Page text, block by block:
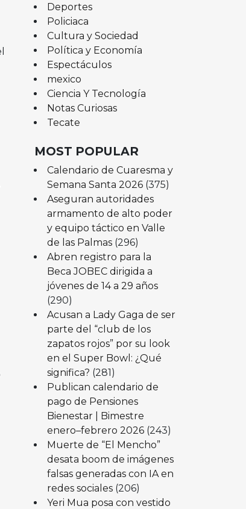
Deportes
Policiaca
Cultura y Sociedad
Política y Economía
Espectáculos
mexico
Ciencia Y Tecnología
Notas Curiosas
Tecate
MOST POPULAR
Calendario de Cuaresma y
Semana Santa 2026 (375)
Aseguran autoridades
armamento de alto poder
y equipo táctico en Valle
de las Palmas (296)
Abren registro para la
Beca JOBEC dirigida a
jóvenes de 14 a 29 años
(290)
Acusan a Lady Gaga de ser
parte del “club de los
zapatos rojos” por su look
en el Super Bowl: ¿Qué
significa? (281)
Publican calendario de
pago de Pensiones
Bienestar | Bimestre
enero–febrero 2026 (243)
Muerte de “El Mencho”
desata boom de imágenes
falsas generadas con IA en
redes sociales (206)
Yeri Mua posa con vestido